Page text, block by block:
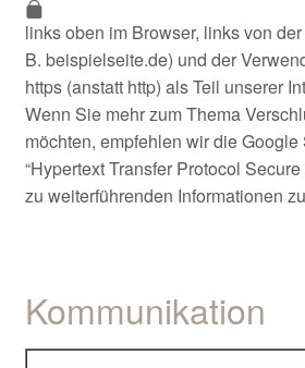
links oben im Browser, links von
B. beispielseite.de) und der
https (anstatt http) als Teil unserer
Wenn Sie mehr zum Thema
möchten, empfehlen wir die Google
“Hypertext Transfer Protocol
zu weiterführenden Informationen
Kommunikation